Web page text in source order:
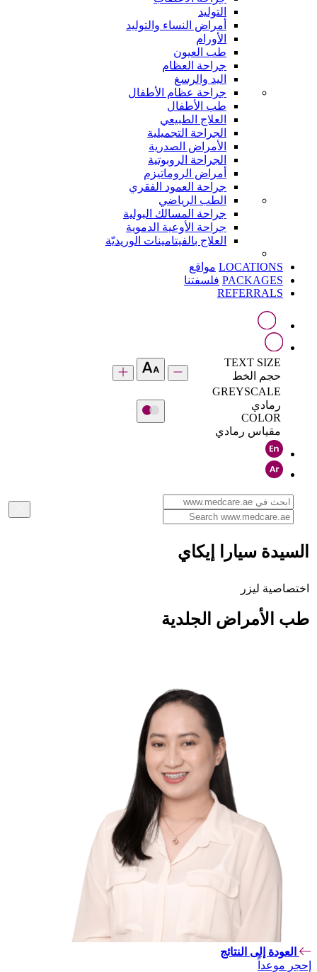
التوليد
أمراض النساء والتوليد
الأورام
طب العيون
جراحة العظام
اليد والرسغ
جراحة عظام الأطفال
طب الأطفال
العلاج الطبيعي
الجراحة التجميلية
الأمراض الصدرية
الجراحة الروبوتية
أمراض الروماتيزم
جراحة العمود الفقري
الطب الرياضي
جراحة المسالك البولية
جراحة الأوعية الدموية
العلاج بالفيتامينات الوريديّة
LOCATIONS مواقع
PACKAGES فلسفتنا
REFERRALS
TEXT SIZE
حجم الخط
GREYSCALE
رمادي
COLOR
مقياس رمادي
السيدة سيارا إيكاي
اختصاصية ليزر
طب الأمراض الجلدية
العودة إلى النتائج
إحجر موعداً